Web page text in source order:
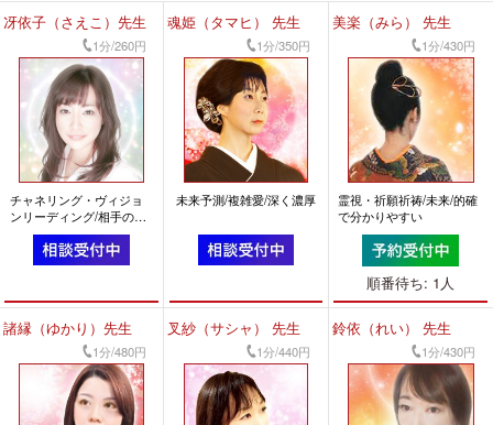
冴依子（さえこ）先生
1分/260円
チャネリング・ヴィジョ
ンリーディング/相手の気
持ち・恋愛/前向きになれ
魂姫（タマヒ） 先生
1分/350円
未来予測/複雑愛/深く濃厚
美楽（みら） 先生
1分/430円
霊視・祈願祈祷/未来/的確
で分かりやすい
順番待ち: 1人
諸縁（ゆかり）先生
1分/480円
叉紗（サシャ） 先生
1分/440円
鈴依（れい） 先生
1分/430円